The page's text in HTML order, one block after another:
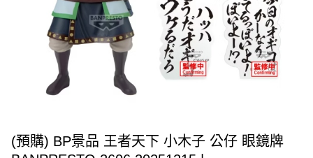
(預購) BP景品 王者天下 小木子 公仔 眼鏡牌